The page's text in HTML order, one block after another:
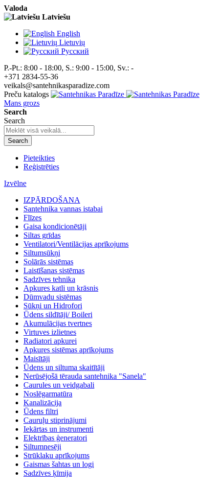
Valoda
Latviešu
English
Lietuvių
Pусский
P.-Pt.: 8:00 - 18:00, S.: 9:00 - 15:00, Sv.: -
+371 2834-55-36
veikals@santehnikasparadize.com
Preču katalogs
Mans grozs
Search
Search
Search
Pieteikties
Reģistrēties
Izvēlne
IZPĀRDOŠANA
Santehnika vannas istabai
Flīzes
Gaisa kondicionētāji
Siltas grīdas
Ventilatori/Ventilācijas aprīkojums
Siltumsūkņi
Solārās sistēmas
Laistīšanas sistēmas
Sadzīves tehnika
Apkures katli un krāsnis
Dūmvadu sistēmas
Sūkņi un Hidrofori
Ūdens sildītāji/ Boileri
Akumulācijas tvertnes
Virtuves izlietnes
Radiatori apkurei
Apkures sistēmas aprīkojums
Maisītāji
Ūdens un siltuma skaitītāji
Nerūsējošā tērauda santehnika "Sanela"
Caurules un veidgabali
Noslēgarmatūra
Kanalizācija
Ūdens filtri
Cauruļu stiprinājumi
Iekārtas un instrumenti
Elektrības ģeneratori
Siltumnesēji
Strūklaku aprīkojums
Gaismas šahtas un logi
Sadzīves ķīmija